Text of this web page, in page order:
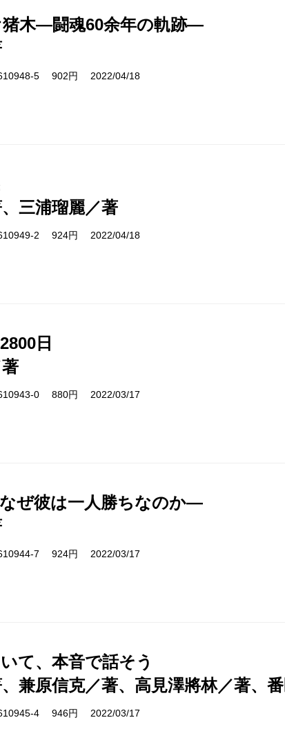
猪木―闘魂60余年の軌跡―
5 902円 2022/04/18
三浦瑠麗／著
2 924円 2022/04/18
日
0 880円 2022/03/17
ぜ彼は一人勝ちなのか―
7 924円 2022/03/17
て、本音で話そう
兼原信克／著、高見澤將林／著、
4 946円 2022/03/17